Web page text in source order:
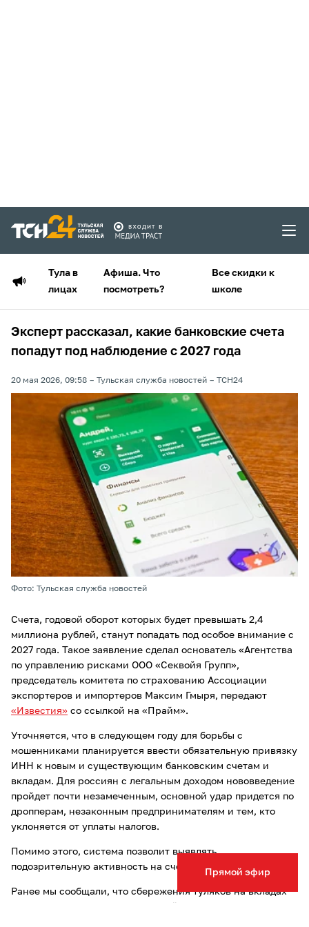
Тула в
лицах
Афиша. Что
посмотреть?
Все скидки к
школе
Прямой эфир
Эксперт рассказал, какие банковские счета
попадут под наблюдение с 2027 года
20 мая 2026, 09:58 Тульская служба новостей ТСН24
Фото: Тульская служба новостей
Счета, годовой оборот которых будет превышать 2,4
миллиона рублей, станут попадать под особое внимание с
2027 года. Такое заявление сделал основатель «Агентства
по управлению рисками ООО «Секвойя Групп»,
председатель комитета по страхованию Асcоциации
экспортеров и импортеров Максим Гмыря, передают
«Известия» со ссылкой на «Прайм».
Уточняется, что в следующем году для борьбы с
мошенниками планируетcя ввести обязательную привязку
ИНН к новым и существующим банковским счетам и
вкладам. Для россиян с легальным доходом нововведение
пройдет почти незамеченным, оcновной удар придется по
дропперам, незаконным предпринимателям и тем, кто
уклоняется от уплаты налогов.
Помимо этого, система позволит выявлять
подозрительную активность на счетах на ранних этапах.
Ранее мы сообщали, что сбережения туляков на вкладах